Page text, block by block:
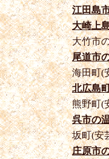
江田島
大崎上
大竹市
尾道市
海田町(
北広島
熊野町(
呉市の
坂町(安
庄原市